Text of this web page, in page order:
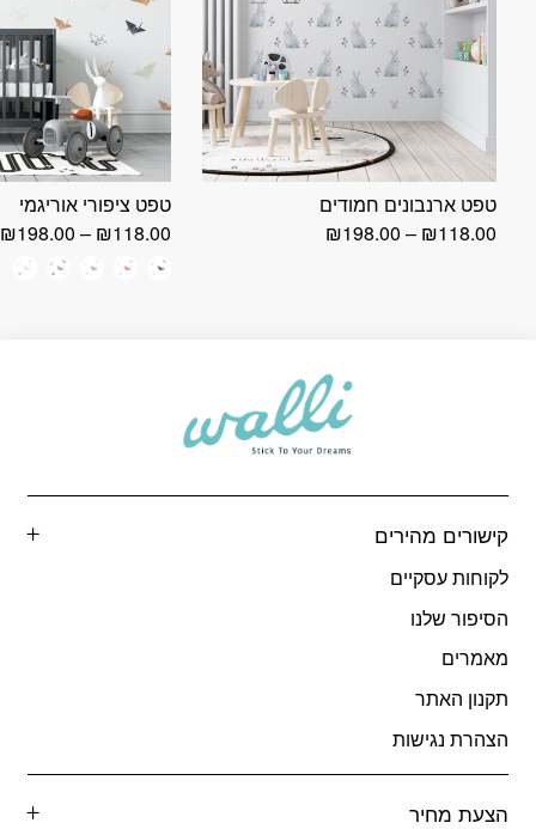
טפט ארנבונים חמודים
₪118.00
–
₪198.00
טפט ציפורי אוריגמי
₪118.00
–
₪198.00
קישורים מהירים
לקוחות עסקיים
הסיפור שלנו
מאמרים
תקנון האתר
הצהרת נגישות
הצעת מחיר